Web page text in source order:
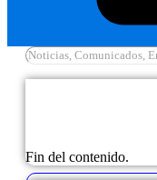
Fin del contenido.